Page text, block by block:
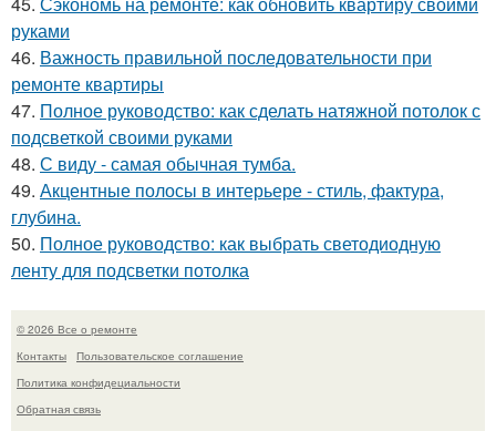
руками
46. Важность правильной последовательности при
ремонте квартиры
47. Полное руководство: как сделать натяжной потолок с
подсветкой своими руками
48. С виду - самая обычная тумба.
49. Акцентные полосы в интерьере - стиль, фактура,
глубина.
50. Полное руководство: как выбрать светодиодную
ленту для подсветки потолка
© 2026 Все о ремонте
Контакты
Пользовательское соглашение
Политика конфидециальности
Обратная связь